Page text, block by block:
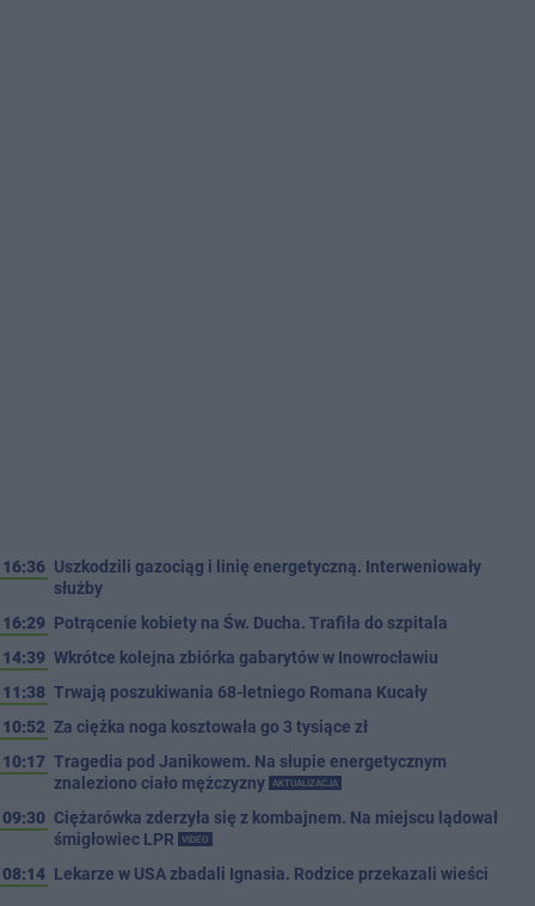
16:36 Uszkodzili gazociąg i linię energetyczną. Interweniowały
służby
16:29 Potrącenie kobiety na Św. Ducha. Trafiła do szpitala
14:39 Wkrótce kolejna zbiórka gabarytów w Inowrocławiu
11:38 Trwają poszukiwania 68-letniego Romana Kucały
10:52 Za ciężka noga kosztowała go 3 tysiące zł
10:17 Tragedia pod Janikowem. Na słupie energetycznym
znaleziono ciało mężczyzny
AKTUALIZACJA
09:30 Ciężarówka zderzyła się z kombajnem. Na miejscu lądował
śmigłowiec LPR
VIDEO
08:14 Lekarze w USA zbadali Ignasia. Rodzice przekazali wieści